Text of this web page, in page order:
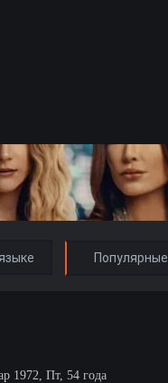
Популярные
1972, Пт, 54 года